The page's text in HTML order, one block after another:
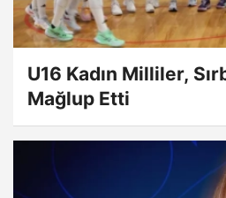
U16 Kadın Milliler,
Mağlup Etti